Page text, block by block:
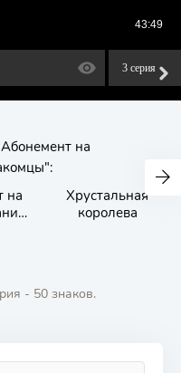
3 серия
на
на
Хрустальная
королева
- 50 знаков.